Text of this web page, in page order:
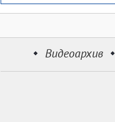
Видеоархив